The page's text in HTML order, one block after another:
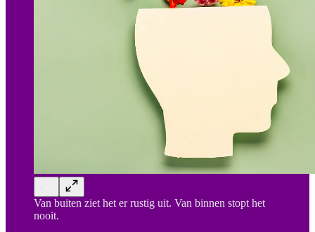
Van buiten ziet het er rustig uit. Van binnen stopt het
nooit.